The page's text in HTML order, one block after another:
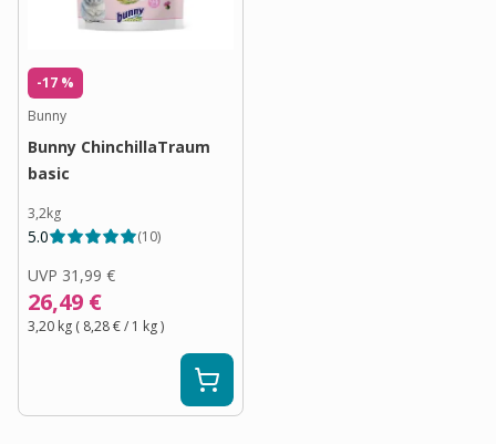
-17 %
Bunny
Bunny ChinchillaTraum
basic
3,2kg
5.0 (10)
UVP 31,99 €
26,49 €
3,20 kg ( 8,28 €/ 1 kg)